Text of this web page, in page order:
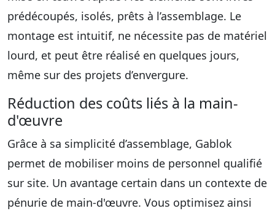
prédécoupés, isolés, prêts à l’assemblage. Le
montage est intuitif, ne nécessite pas de matériel
lourd, et peut être réalisé en quelques jours,
même sur des projets d’envergure.
Réduction des coûts liés à la main-
d'œuvre
Grâce à sa simplicité d’assemblage, Gablok
permet de mobiliser moins de personnel qualifié
sur site. Un avantage certain dans un contexte de
pénurie de main-d'œuvre. Vous optimisez ainsi